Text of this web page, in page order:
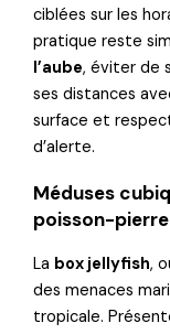
ciblées sur les
pratique reste
l’aube, éviter de
ses distances
surface et
d’alerte.
Méduses
poisson-pierre
La box jellyfish,
des menaces
tropicale.